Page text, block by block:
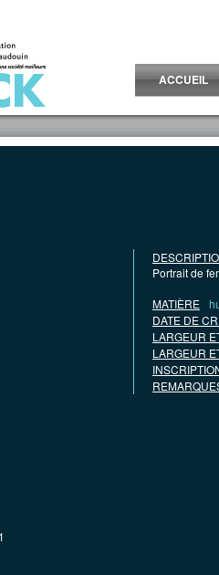
ACCUEIL
Portrait de
MATIÈRE
DATE DE
LARGEUR
LARGEUR